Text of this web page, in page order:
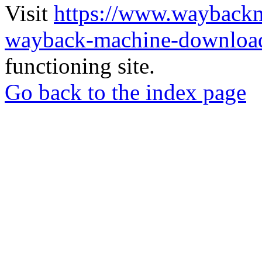
Visit https://
wayback-machine-
functioning site.
Go back to the index page